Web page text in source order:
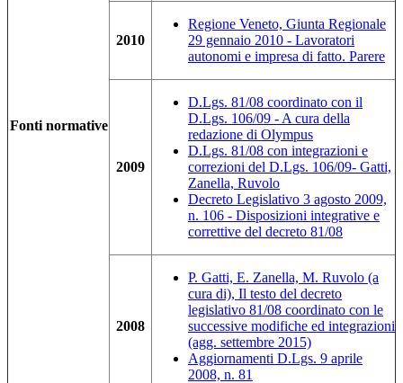
Fonti normative
2010
Regione Veneto, Giunta Regionale
29 gennaio 2010 - Lavoratori
autonomi e impresa di fatto. Parere
2009
D.Lgs. 81/08 coordinato con il
D.Lgs. 106/09 - A cura della
redazione di Olympus
D.Lgs. 81/08 con integrazioni e
correzioni del D.Lgs. 106/09- Gatti,
Zanella, Ruvolo
Decreto Legislativo 3 agosto 2009,
n. 106 - Disposizioni integrative e
correttive del decreto 81/08
2008
P. Gatti, E. Zanella, M. Ruvolo (a
cura di), Il testo del decreto
legislativo 81/08 coordinato con le
successive modifiche ed integrazioni
(agg. settembre 2015)
Aggiornamenti D.Lgs. 9 aprile
2008, n. 81